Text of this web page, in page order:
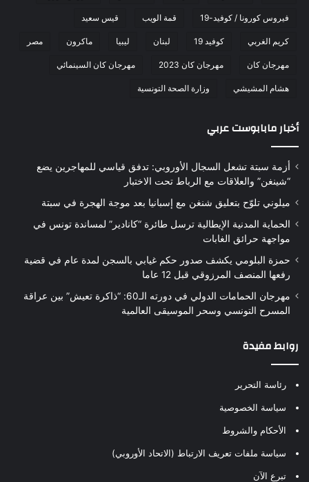
فيروس كورونا / كوفيد-19 قمة الويب قيس سعيد
كريم الغربي كوفيد 19 لبنان ليبيا ماكرون مصر
مهرجان كان مهرجان كان 2023 مهرجان كان السينمائي
هشام المشيشي وزارة الصحة التونسية
أخبار مابابوست عربي
أزمة سبتة تشعل السجال الأوروبي: تدفق قياسي للمهاجرين يضع
“شينغن” والعلاقات مع الرباط تحت الاختبار
ميلوني تلوّح بتعليق شنغن مع إسبانيا بعد موجة الهجرة في سبتة
الحماية المدنية الإيطالية ترسل طائرة “كانادير” لمساندة تونس في
مواجهة حرائق الغابات
حمزة البلومي يكشف صدور حكم غيابي بالسجن لمدة عام في قضية
رفعها المنصف المرزوقي قبل 12 عاما
مهرجان الحمامات الدولي في دورته الـ60: “ذاكرة تعيش” بين عراقة
المسرح التونسي وسحر الموسيقى العالمية
روابط مفيدة
رئاسة التحرير
سياسة الخصوصية
الأحكام والشروط
سياسة ملفات تعريف الارتباط (الاتحاد الأوروبي)
تبرع الآن